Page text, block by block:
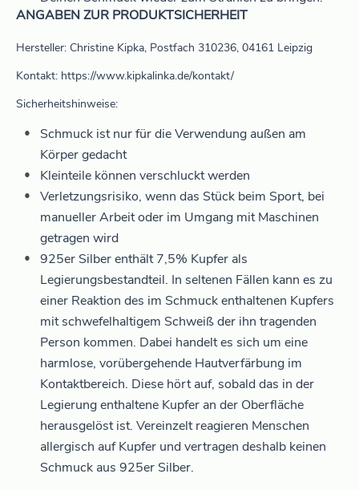
ANGABEN ZUR PRODUKTSICHERHEIT
Hersteller: Christine Kipka, Postfach 310236, 04161 Leipzig
Kontakt: https://www.kipkalinka.de/kontakt/
Sicherheitshinweise:
Schmuck ist nur für die Verwendung außen am
Körper gedacht
Kleinteile können verschluckt werden
Verletzungsrisiko, wenn das Stück beim Sport, bei
manueller Arbeit oder im Umgang mit Maschinen
getragen wird
925er Silber enthält 7,5% Kupfer als
Legierungsbestandteil. In seltenen Fällen kann es zu
einer Reaktion des im Schmuck enthaltenen Kupfers
mit schwefelhaltigem Schweiß der ihn tragenden
Person kommen. Dabei handelt es sich um eine
harmlose, vorübergehende Hautverfärbung im
Kontaktbereich. Diese hört auf, sobald das in der
Legierung enthaltene Kupfer an der Oberfläche
herausgelöst ist. Vereinzelt reagieren Menschen
allergisch auf Kupfer und vertragen deshalb keinen
Schmuck aus 925er Silber.